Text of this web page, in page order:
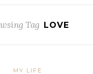
Tag LOVE
MY LIFE